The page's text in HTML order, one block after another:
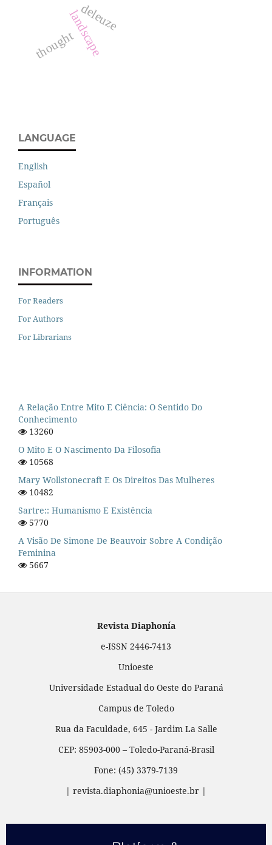
deleuze
landscape
thought
LANGUAGE
English
Español
Français
Português
INFORMATION
For Readers
For Authors
For Librarians
A Relação Entre Mito E Ciência: O Sentido Do
Conhecimento
13260
O Mito E O Nascimento Da Filosofia
10568
Mary Wollstonecraft E Os Direitos Das Mulheres
10482
Sartre:: Humanismo E Existência
5770
A Visão De Simone De Beauvoir Sobre A Condição
Feminina
5667
Revista Diaphonía
e-ISSN 2446-7413
Unioeste
Universidade Estadual do Oeste do Paraná
Campus de Toledo
Rua da Faculdade, 645 - Jardim La Salle
CEP: 85903-000 – Toledo-Paraná-Brasil
Fone: (45) 3379-7139
| revista.diaphonia@unioeste.br |